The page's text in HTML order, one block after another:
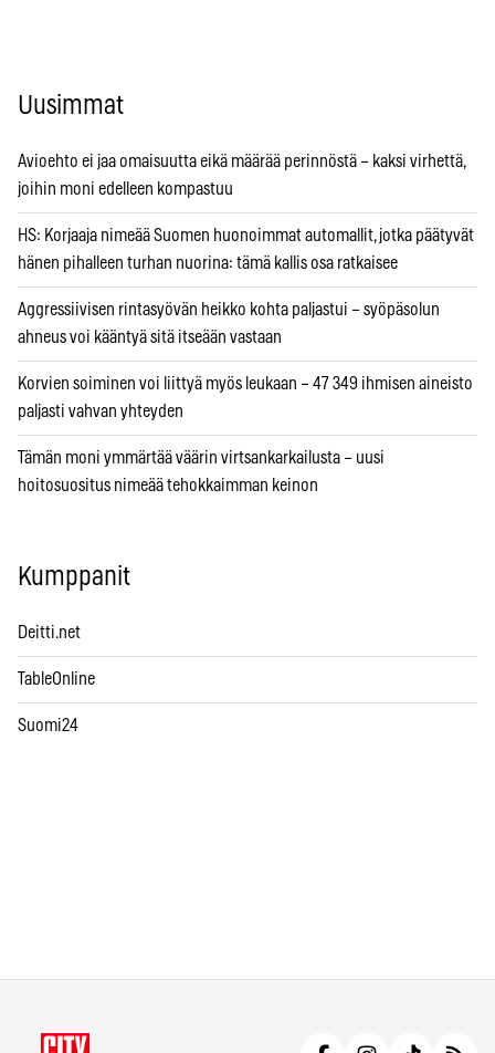
Uusimmat
Avioehto ei jaa omaisuutta eikä määrää perinnöstä – kaksi virhettä,
joihin moni edelleen kompastuu
HS: Korjaaja nimeää Suomen huonoimmat automallit, jotka päätyvät
hänen pihalleen turhan nuorina: tämä kallis osa ratkaisee
Aggressiivisen rintasyövän heikko kohta paljastui – syöpäsolun
ahneus voi kääntyä sitä itseään vastaan
Korvien soiminen voi liittyä myös leukaan – 47 349 ihmisen aineisto
paljasti vahvan yhteyden
Tämän moni ymmärtää väärin virtsankarkailusta – uusi
hoitosuositus nimeää tehokkaimman keinon
Kumppanit
Deitti.net
TableOnline
Suomi24